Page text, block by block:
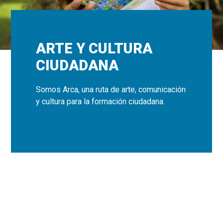
ARTE Y CULTURA
CIUDADANA
Somos Arca, una ruta de arte, comunicación
y cultura para la formación ciudadana.